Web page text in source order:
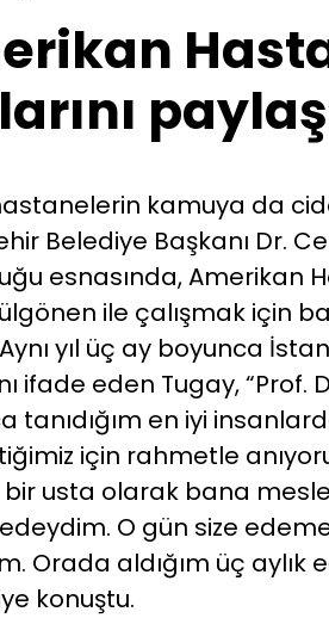
kamuya da
Belediye Başkanı Dr.
esnasında, Amerikan
ile çalışmak için
yıl üç ay boyunca
ifade eden Tugay, “Prof.
tanıdığım en iyi
için rahmetle
bir usta olarak bana
O gün size
Orada aldığım üç
konuştu.